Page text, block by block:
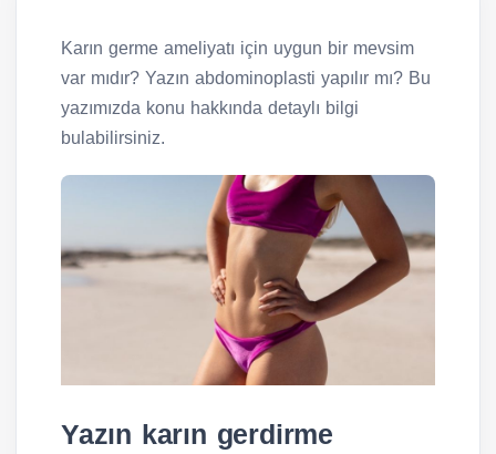
Karın germe ameliyatı için uygun bir mevsim
var mıdır? Yazın abdominoplasti yapılır mı? Bu
yazımızda konu hakkında detaylı bilgi
bulabilirsiniz.
Yazın karın gerdirme